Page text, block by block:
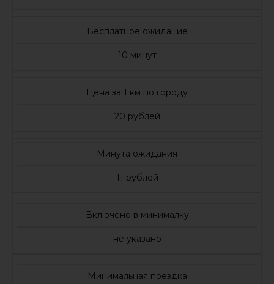
Бесплатное ожидание
10 минут
Цена за 1 км по городу
20 рублей
Минута ожидания
11 рублей
Включено в минималку
не указано
Минимальная поездка